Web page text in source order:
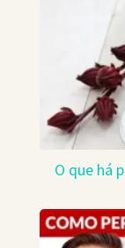
O que há